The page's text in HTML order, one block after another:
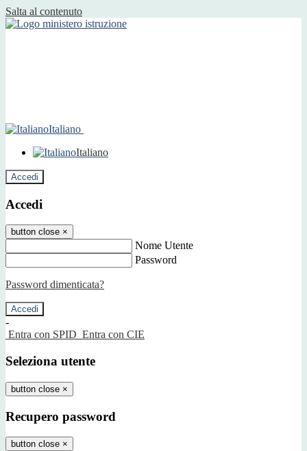
Salta al contenuto
Italiano
Italiano
Accedi
Accedi
button close ×
Nome Utente
Password
Password dimenticata?
-
Entra con SPID Entra con CIE
Seleziona utente
button close ×
Recupero password
button close ×